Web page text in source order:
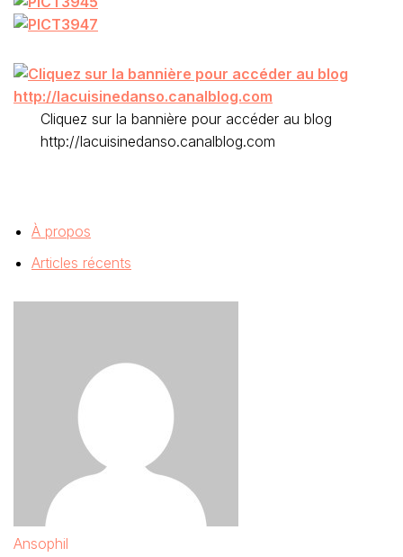
Cliquez sur la bannière pour accéder au blog
http://lacuisinedanso.canalblog.com
À propos
Articles récents
Ansophil